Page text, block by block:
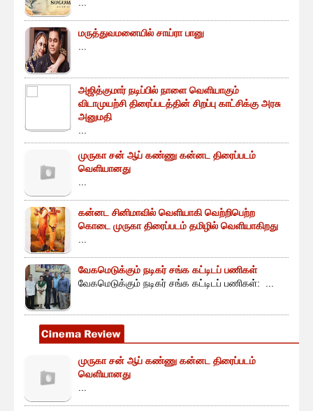
மருத்துவமனையில் சாய்ரா பானு
அஜித்குமார் நடிப்பில் நாளை வெளியாகும்
விடாமுயற்சி திரைப்படத்தின் சிறப்பு காட்சிக்கு அரசு
அனுமதி
முருகா சன் ஆப் கண்ணு கன்னட திரைப்படம்
வெளியானது
கன்னட சினிமாவில் வெளியாகி வெற்றிபெற்ற
கொடை முருகா திரைப்படம் தமிழில் வெளியாகிறது
வேகமெடுக்கும் நடிகர் சங்க கட்டிடப் பணிகள்
வேகமெடுக்கும் நடிகர் சங்க கட்டிடப் பணிகள்: ...
முருகா சன் ஆப் கண்ணு கன்னட திரைப்படம்
வெளியானது